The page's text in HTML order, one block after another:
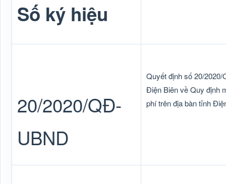
Số ký hiệu
20/2020/QĐ-
UBND
Quyết định số 20/
Điện Biên về Quy định
phí trên địa bàn tỉnh